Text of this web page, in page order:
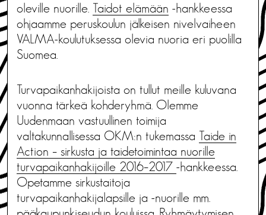
oleville nuorille. Taidot elämään -hankkeessa
ohjaamme peruskoulun jälkeisen nivelvaiheen
VALMA-koulutuksessa olevia nuoria eri puolilla
Suomea.
Turvapaikanhakijoista on tullut meille kuluvana
vuonna tärkeä kohderyhmä. Olemme
Uudenmaan vastuullinen toimija
valtakunnallisessa OKM:n tukemassa Taide in
Action – sirkusta ja taidetoimintaa nuorille
turvapaikanhakijoille 2016–2017 -hankkeessa.
Opetamme sirkustaitoja
turvapaikanhakijalapsille ja -nuorille mm.